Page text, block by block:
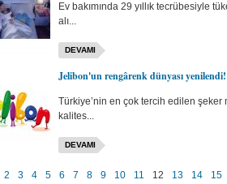
Ev bakımında 29 yıllık tecrübesiyle
alı...
DEVAMI
Jelibon'un rengârenk dünyası yenilendi!
Türkiye’nin en çok tercih edilen şeker
kalites...
DEVAMI
2 3 4 5 6 7 8 9 10 11 12 13 14 15